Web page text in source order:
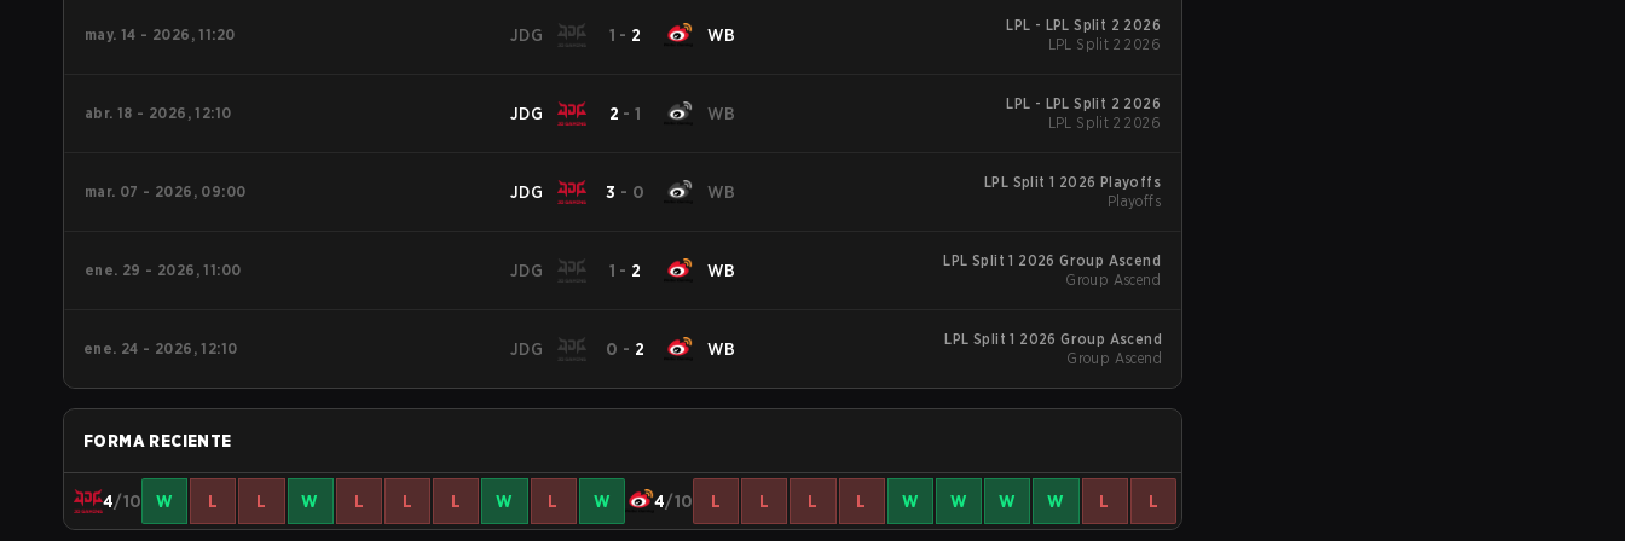
may. 14 - 2026, 11:20 JDG 1 - 2 WB
LPL - LPL Split 2 2026
LPL Split 2 2026
abr. 18 - 2026, 12:10 JDG 2 -1 WB
LPL - LPL Split 2 2026
LPL Split 2 2026
mar. 07 - 2026, 09:00 JDG 3 - 0 WB
LPL Split 1 2026 Playoffs
Playoffs
ene. 29 - 2026, 11:00 JDG 1 - 2 WB
LPL Split 1 2026 Group Ascend
Group Ascend
ene. 24 - 2026, 12:10 JDG 0 - 2 WB
LPL Split 1 2026 Group Ascend
Group Ascend
FORMA RECIENTE
4/10 W L L W L L L W L W 4/10 L L L L W W W W L L